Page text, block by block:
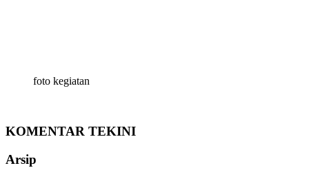
foto kegiatan
KOMENTAR TEKINI
Arsip